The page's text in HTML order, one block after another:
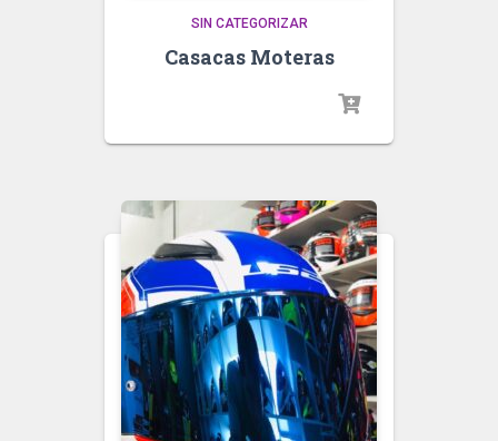
SIN CATEGORIZAR
Casacas Moteras